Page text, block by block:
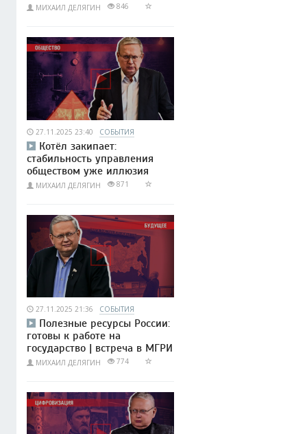
МИХАИЛ ДЕЛЯГИН 846
27.11.2025 23:40 СОБЫТИЯ
Котёл закипает:
стабильность управления
обществом уже иллюзия
МИХАИЛ ДЕЛЯГИН 871
27.11.2025 21:36 СОБЫТИЯ
Полезные ресурсы России:
готовы к работе на
государство | встреча в МГРИ
МИХАИЛ ДЕЛЯГИН 774